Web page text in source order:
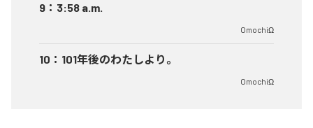
9 ： 3:58 a.m.
OmochiΩ
10 ： 101年後のわたしより。
OmochiΩ